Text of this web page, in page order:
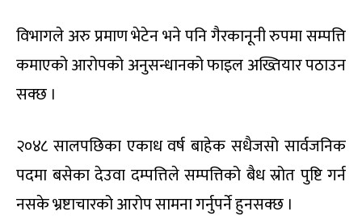
विभागले अरु प्रमाण भेटेन भने पनि गैरकानूनी रुपमा सम्पत्ति
कमाएको आरोपको अनुसन्धानको फाइल अख्तियार पठाउन
सक्छ ।
२०४८ सालपछिका एकाध वर्ष बाहेक सधैजसो सार्वजनिक
पदमा बसेका देउवा दम्पत्तिले सम्पत्तिको बैध स्रोत पुष्टि गर्न
नसके भ्रष्टाचारको आरोप सामना गर्नुपर्ने हुनसक्छ ।